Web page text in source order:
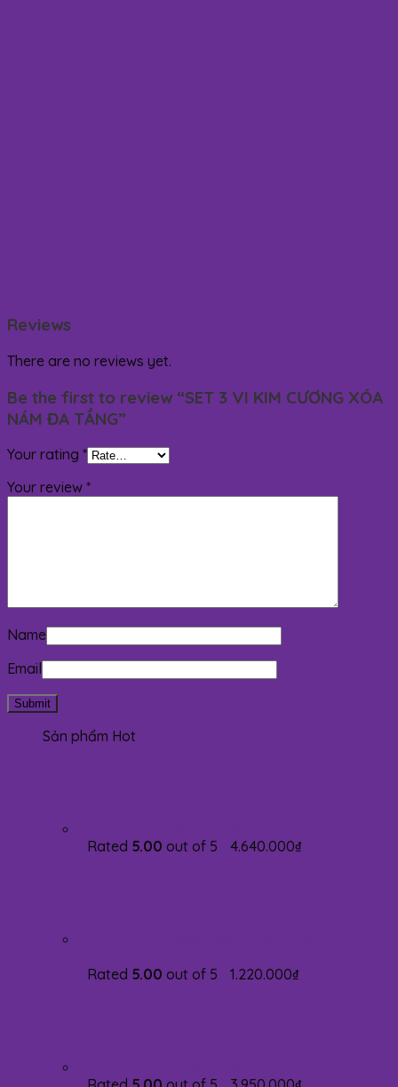
Reviews
There are no reviews yet.
Be the first to review “SET 3 VI KIM CƯƠNG XÓA
NÁM ĐA TẦNG”
Your rating *
Your review *
Name
Email
Sản phẩm Hot
Rated 5.00 out of 5 4.640.000₫
Rated 5.00 out of 5 1.220.000₫